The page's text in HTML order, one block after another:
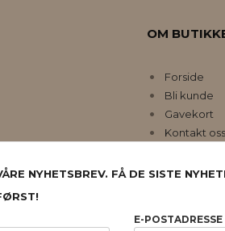
OM
Forside
Bli kunde
Gavekort
Kontakt oss
SIKKERHET OG PERSONVERN
NYHETSBREV. FÅ DE SISTE
E-POSTADRESSE